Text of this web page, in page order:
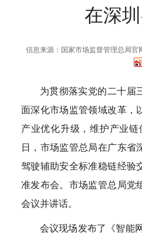
在深
信息来源：国家市场监督管理总局官
为贯彻落实党的二十届
面深化市场监管领域改革，
产业优化升级，维护产业
日，市场监管总局在广东省
驾驶辅助安全标准稳链经验
准发布会。市场监管总局党
会议并讲话。
会议现场发布了《智能